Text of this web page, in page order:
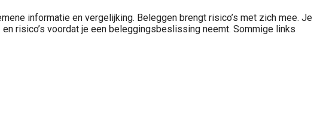
informatie en vergelijking. Beleggen brengt risico’s met zich mee. Je
risico’s voordat je een beleggingsbeslissing neemt. Sommige links